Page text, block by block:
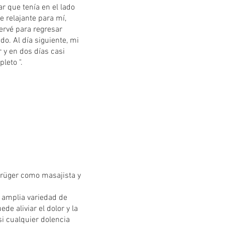
que tenía en el lado
relajante para mí,
para regresar
Al día siguiente, mi
en dos días casi
".
como masajista y
variedad de
aliviar el dolor y la
cualquier dolencia